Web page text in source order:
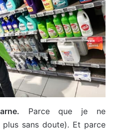
Parce que je ne
sans doute). Et parce